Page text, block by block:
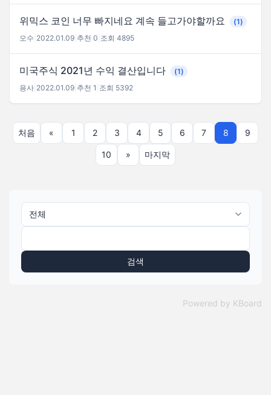
위믹스 코인 너무 빠지네요 계속 들고가야할까요
(1)
오수 2022.01.09 추천 0 조회 4895
미국주식 2021년 수익 결산입니다
(1)
용사 2022.01.09 추천 1 조회 5392
처음 « 1 2 3 4 5 6 7 8 9
10 » 마지막
검색
Powered by KBoard